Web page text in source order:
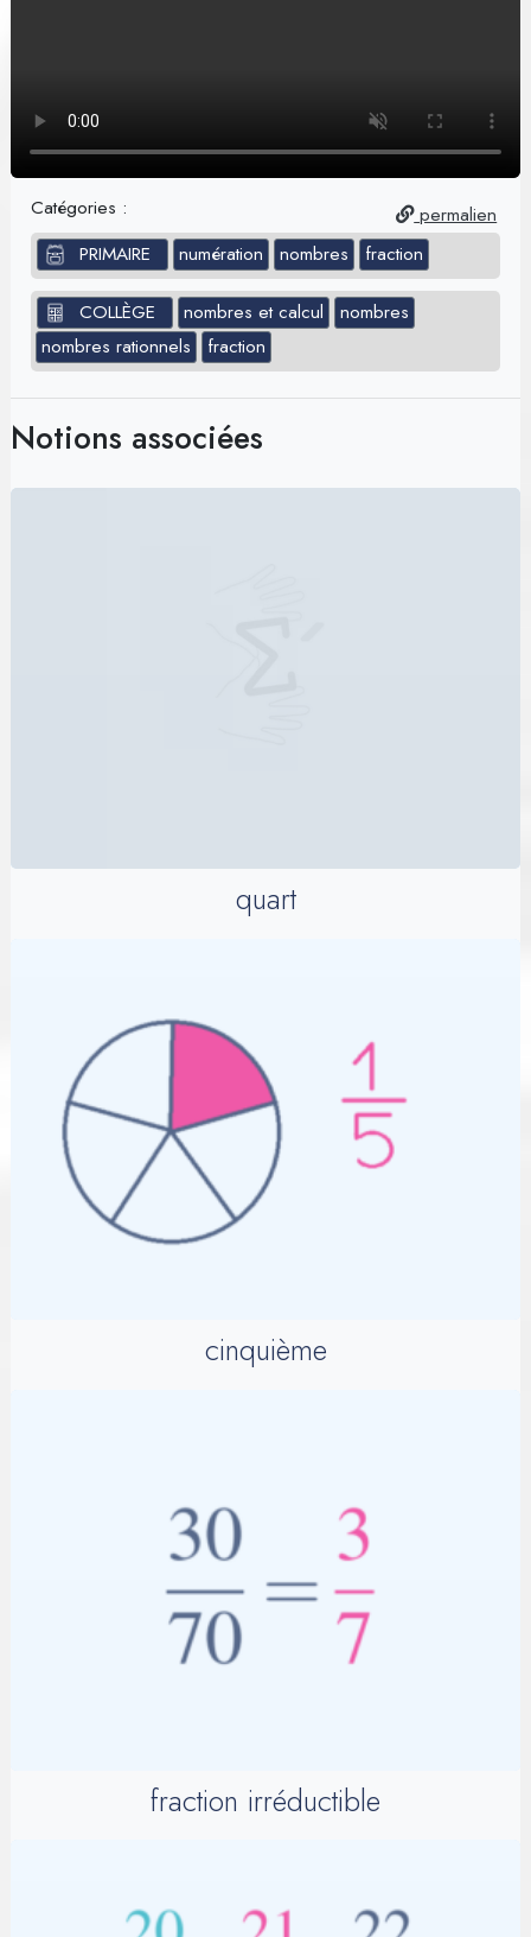
permalien
Catégories :
PRIMAIRE numération nombres fraction
COLLÈGE nombres et calcul
nombres
nombres rationnels
fraction
Notions associées
quart
cinquième
fraction irréductible